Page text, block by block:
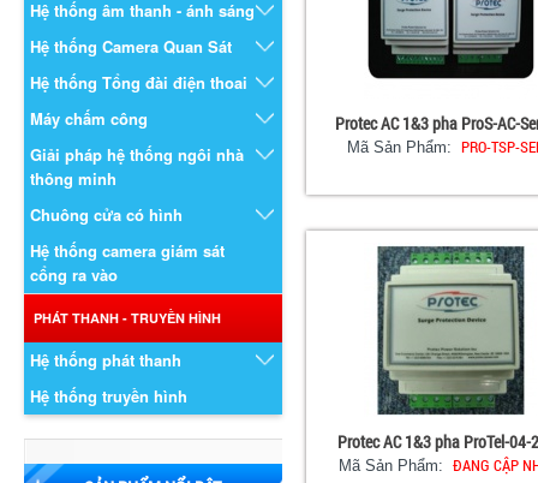
Hệ thống âm thanh - ánh sáng
Hệ thống Camera Quan Sát
Hệ thống Tổng đài điện thoai
Máy chấm công
Giải pháp hệ thống ngôi nhà
thông minh
Chuông cửa có hình
Hệ thống camera giám sát
cổng ra vào
PHÁT THANH - TRUYỀN HÌNH
Hệ thống phát thanh
Hệ thống truyền hình
Protec AC 1&3 pha ProS-AC-
Mã Sản Phẩm: PRO-TSP-
Protec AC 1&3 pha ProTel-04-
Mã Sản Phẩm: ĐANG CẬP